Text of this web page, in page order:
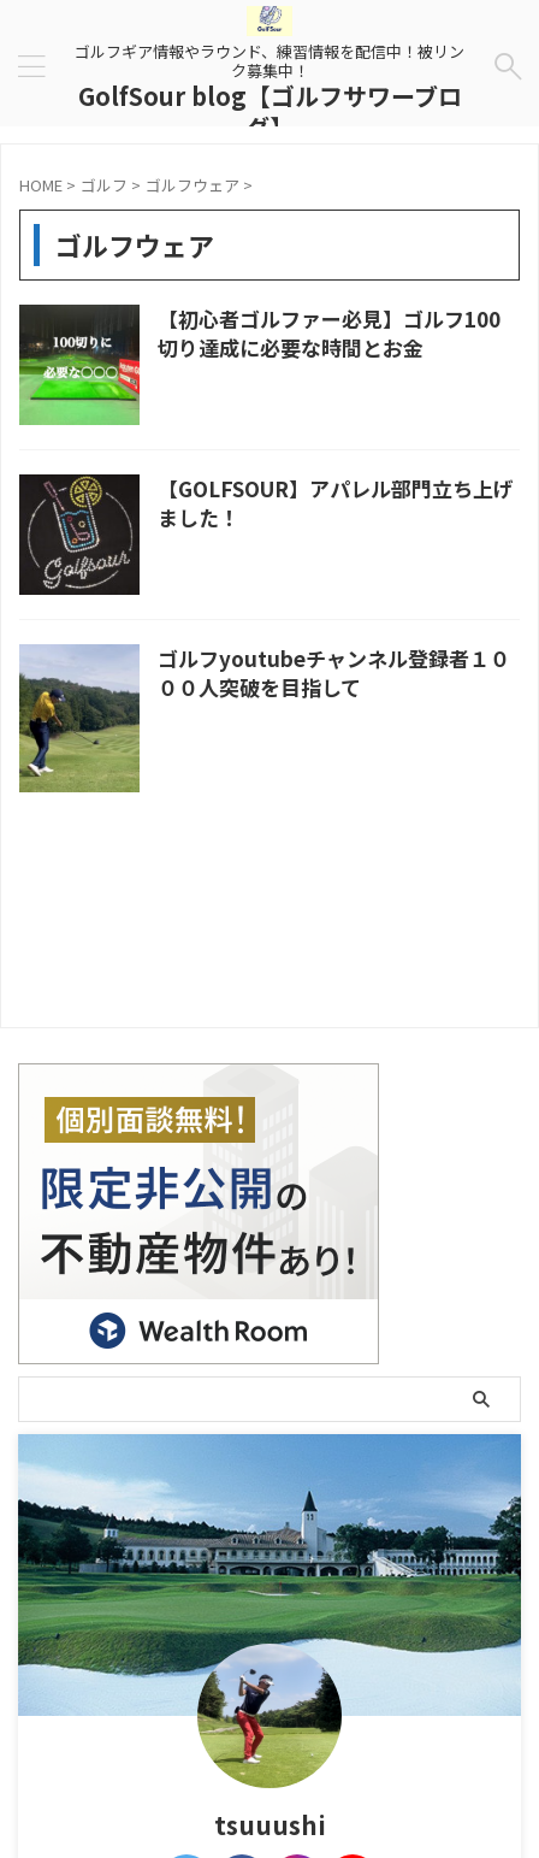
ゴルフギア情報やラウンド、練習情報を配信中！被リン
ク募集中！
GolfSour blog【ゴルフサワーブロ
グ】
HOME > ゴルフ > ゴルフウェア >
ゴルフウェア
【初心者ゴルファー必見】ゴルフ100
切り達成に必要な時間とお金
【GOLFSOUR】アパレル部門立ち上げ
ました！
ゴルフyoutubeチャンネル登録者１０
００人突破を目指して
tsuuushi